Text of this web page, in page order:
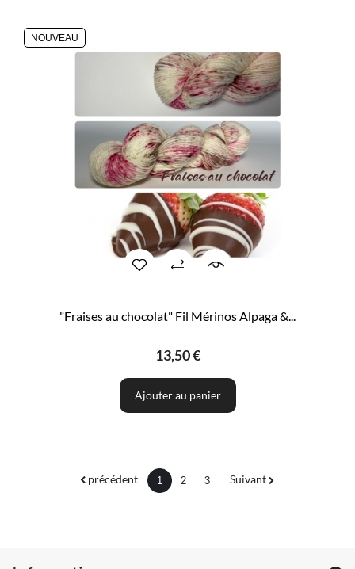
NOUVEAU
"Fraises au chocolat" Fil Mérinos Alpaga &...
13,50 €
Ajouter au panier
précédent 1 2 3 Suivant